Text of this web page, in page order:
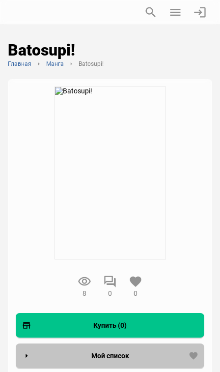
Batosupi!
Главная Манга Batosupi!
8 0 0
Купить (0)
Мой список